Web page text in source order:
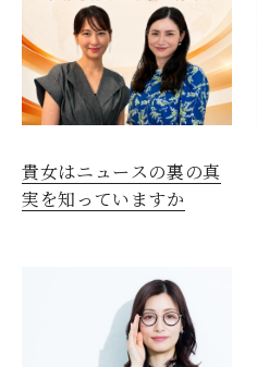
貴女はニュースの裏の真
実を知っていますか